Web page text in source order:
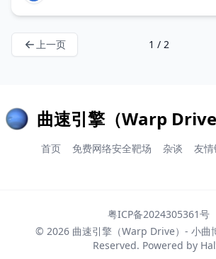
上一页 1 / 2
曲速引擎（Warp
首页 免费网络安全靶场 杂谈 友
粤ICP备2024305361号
© 2026 曲速引擎（Warp Drive）- 小曲
Reserved. Powered by